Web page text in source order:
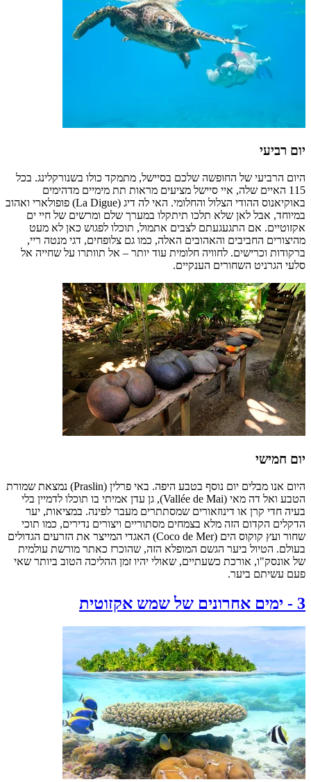
יום רביעי
היום הרביעי של החופשה שלכם בסיישל, מתמקד כולו בשנורקלינג. בכל
115 האיים שלה, איי סיישל מציעים מראות תת מימיים מדהימים
באוקיאנוס ההודי הצלול והחלומי. האי לה דיג (La Digue) פופולארי ואהוב
במיוחד, אבל לאן שלא תלכו תיתקלו במערך שלם ומרשים של חיי ים
אקזוטיים. אם התגעגעתם לצבים אתמול, תוכלו לפגוש כאן לא מעט
מהיצורים החביבים והאהובים האלה, כמו גם צלופחים, דגי מנטה ריי,
ברקודות וכרישים. לחוויה חלומית עוד יותר – אל תוותרו על שחייה אל
סלעי הגרניט השחורים הענקיים.
יום חמישי
היום אנו מבלים יום נוסף בטבע היפה. באי פרלין (Praslin) נמצאת שמורת
הטבע ואל דה מאי (Vallée de Mai), גן עדן אמיתי בו תוכלו לדמיין בלי
בעיה חדי קרן או דינוזאורים שמסתתרים מעבר לפינה. במציאות, יער
הדקלים הקדום הזה מלא בצמחים מסתוריים ויצורים נדירים, כמו תוכי
שחור ועץ קוקוס הים (Coco de Mer) האגדי המייצר את הזרעים הגדולים
בעולם. הטיול ביער הגשם המופלא הזה, שהוכרז כאתר מורשת עולמית
של אונסק"ו, אורכת כשעתיים, שאולי יהיו זמן ההליכה הטוב ביותר שאי
פעם עשיתם ביער.
3
- ימים אחרונים של שמש אקזוטית